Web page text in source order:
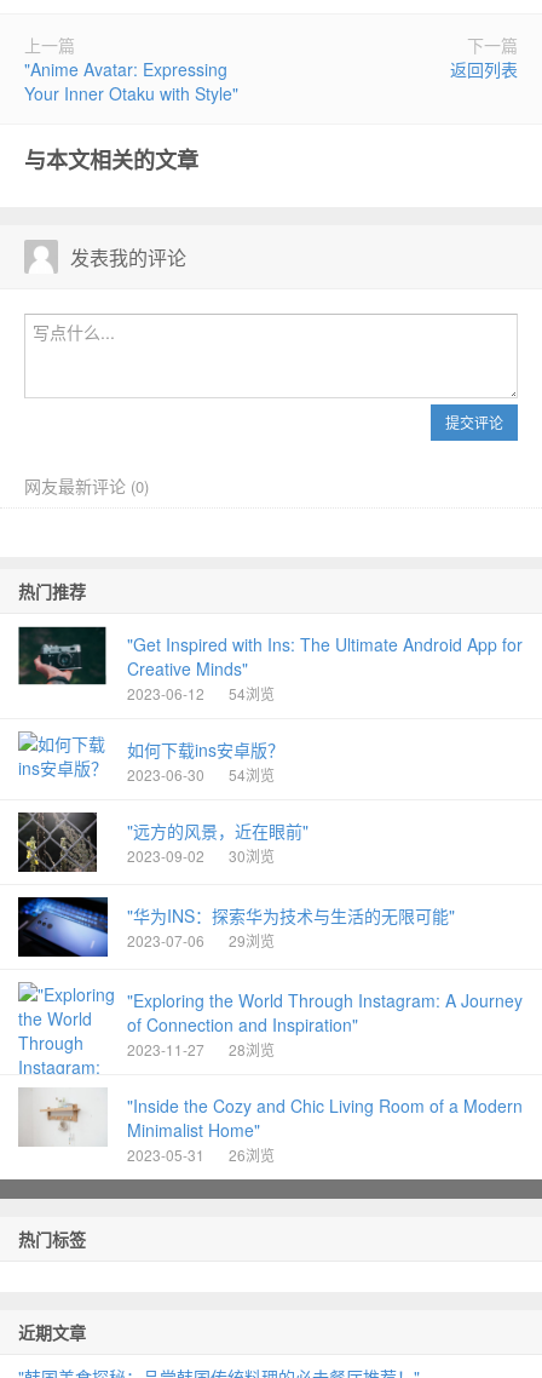
上一篇
"Anime Avatar: Expressing
Your Inner Otaku with Style"
下一篇
返回列表
与本文相关的文章
发表我的评论
提交评论
网友最新评论 (0)
热门推荐
"Get Inspired with Ins: The Ultimate Android App for
Creative Minds"
2023-06-12 54浏览
如何下载ins安卓版？
2023-06-30 54浏览
"远方的风景，近在眼前"
2023-09-02 30浏览
"华为INS：探索华为技术与生活的无限可能"
2023-07-06 29浏览
"Exploring the World Through Instagram: A Journey
of Connection and Inspiration"
2023-11-27 28浏览
"Inside the Cozy and Chic Living Room of a Modern
Minimalist Home"
2023-05-31 26浏览
热门标签
近期文章